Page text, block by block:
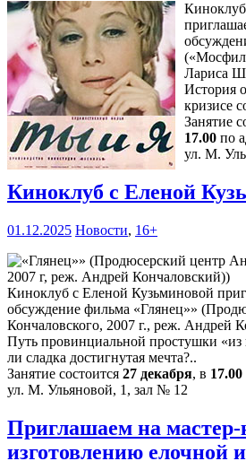
Лариса
История
кризисе
Занятие
17.00 по
ул. М.
Киноклуб с Еленой
01.12.2025 Новости, 16+
Киноклуб с Еленой Кузьминовой
обсуждение фильма «Глянец»»
Кончаловского, 2007 г., реж. Андрей
Путь провинциальной простушки «из
ли сладка достигнутая мечта?..
Занятие состоится 27 декабря, в 17.00
ул. М. Ульяновой, 1, зал № 12
Приглашаем на мастер-
изготовлению елочной